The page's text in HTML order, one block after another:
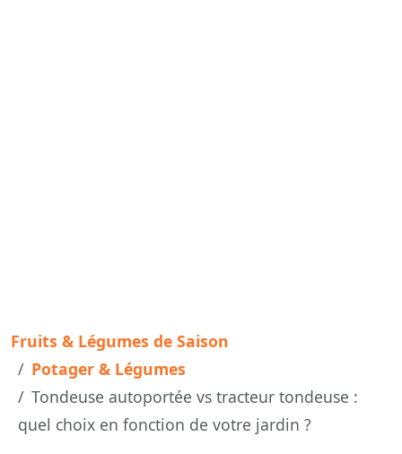
Fruits & Légumes de Saison
Potager & Légumes
Tondeuse autoportée vs tracteur tondeuse :
quel choix en fonction de votre jardin ?